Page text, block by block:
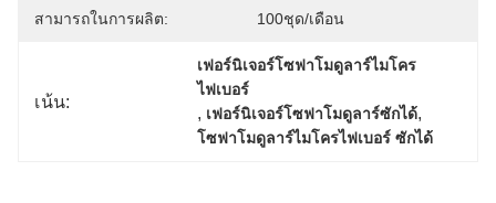
สามารถในการผลิต: 100ชุด/เดือน
เน้น:
เฟอร์นิเจอร์โซฟาโมดูลาร์ไมโคร
ไฟเบอร์
, เฟอร์นิเจอร์โซฟาโมดูลาร์ซักได้,
โซฟาโมดูลาร์ไมโครไฟเบอร์ ซักได้